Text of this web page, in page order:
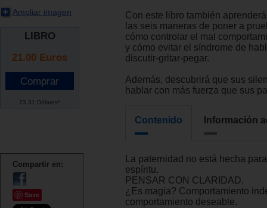
Ampliar imagen
LIBRO
21.00 Euros
23.31 Dólares*
Compartir en:
Save
Con este libro también
las seis maneras de poner a
cómo controlar el mal
y cómo evitar el síndrome de
discutir-gritar-pegar.
Además, descubrirá que sus
hablar con más fuerza que sus
Contenido Información
La paternidad no está hecha
espíritu.
PENSAR CON CLARIDAD.
¿Es magia? Comportamiento
comportamiento deseable.